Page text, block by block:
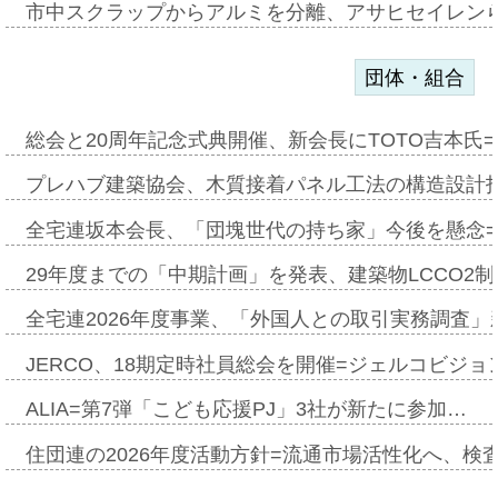
市中スクラップからアルミを分離、アサヒセイレ
団体・組合
総会と20周年記念式典開催、新会長にTOTO吉本氏
プレハブ建築協会、木質接着パネル工法の構造設
全宅連坂本会長、「団塊世代の持ち家」今後を懸
29年度までの「中期計画」を発表、建築物LCCO2
全宅連2026年度事業、「外国人との取引実務調査
JERCO、18期定時社員総会を開催=ジェルコビジ
ALIA=第7弾「こども応援PJ」3社が新たに参加…
住団連の2026年度活動方針=流通市場活性化へ、検